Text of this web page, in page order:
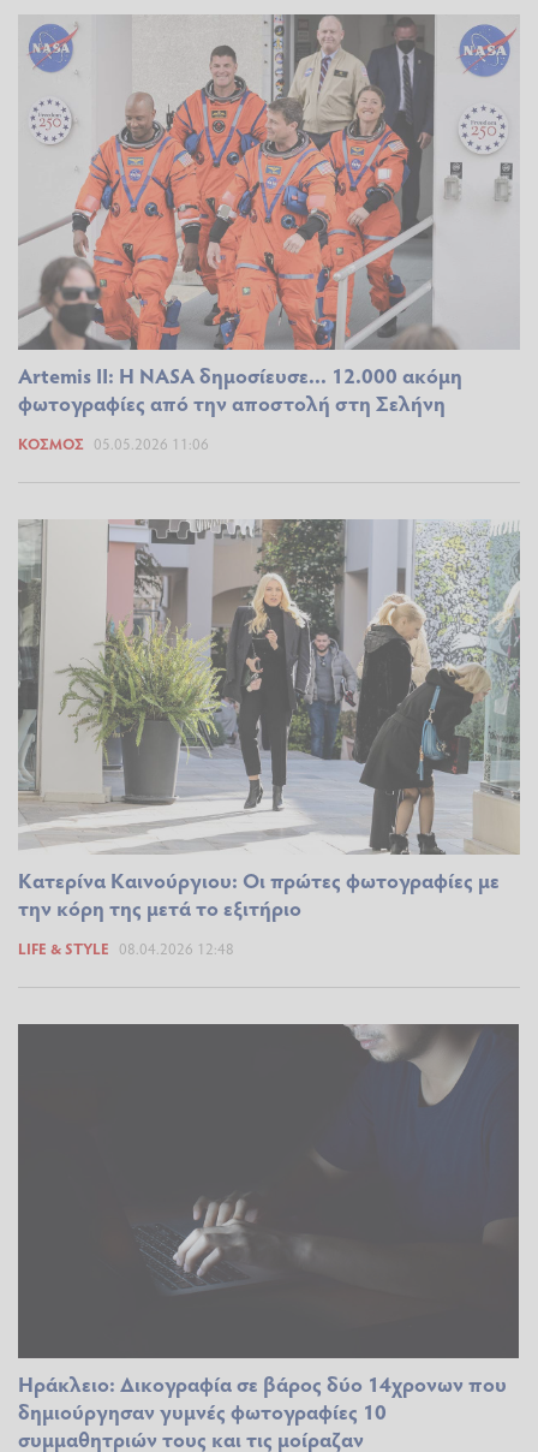
Artemis II: Η NASA δημοσίευσε... 12.000 ακόμη
φωτογραφίες από την αποστολή στη Σελήνη
ΚΌΣΜΟΣ 05.05.2026 11:06
Κατερίνα Καινούργιου: Οι πρώτες φωτογραφίες με
την κόρη της μετά το εξιτήριο
LIFE & STYLE 08.04.2026 12:48
Ηράκλειο: Δικογραφία σε βάρος δύο 14χρονων που
δημιούργησαν γυμνές φωτογραφίες 10
συμμαθητριών τους και τις μοίραζαν